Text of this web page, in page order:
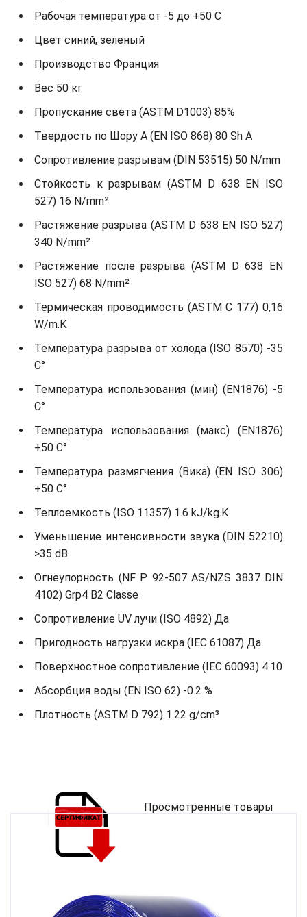
Рабочая температура от -5 до +50 С
Цвет синий, зеленый
Производство Франция
Вес 50 кг
Пропускание света (ASTM D1003) 85%
Твердость по Шору А (EN ISO 868) 80 Sh A
Сопротивление разрывам (DIN 53515) 50 N/mm
Стойкость к разрывам (ASTM D 638 EN ISO
527) 16 N/mm²
Растяжение разрыва (ASTM D 638 EN ISO 527)
340 N/mm²
Растяжение после разрыва (ASTM D 638 EN
ISO 527) 68 N/mm²
Термическая проводимость (ASTM С 177) 0,16
W/m.K
Температура разрыва от холода (ISO 8570) -35
C°
Температура использования (мин) (EN1876) -5
C°
Температура использования (макс) (EN1876)
+50 C°
Температура размягчения (Вика) (EN ISO 306)
+50 C°
Теплоемкость (ISO 11357) 1.6 kJ/kg.K
Уменьшение интенсивности звука (DIN 52210)
>35 dB
Огнеупорность (NF P 92-507 AS/NZS 3837 DIN
4102) Grp4 B2 Classe
Сопротивление UV лучи (ISO 4892) Да
Пригодность нагрузки искра (IEC 61087) Да
Поверхностное сопротивление (IEC 60093) 4.10
Абсорбция воды (EN ISO 62) -0.2 %
Плотность (ASTM D 792) 1.22 g/cm³
Просмотренные товары